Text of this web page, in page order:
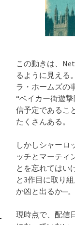
この動きは、
るように見える
ラ・ホームズの
“ベイカー街遊
信予定であるこ
たくさんある。
しかしシャーロ
ッチとマーティ
とを忘れてはい
と3作目に取り
か凶と出るか─。
現時点で、配信